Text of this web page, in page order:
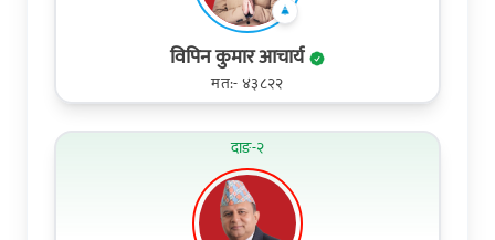
विपिन कुमार आचार्य
मत:- ४३८२२
दाङ-२